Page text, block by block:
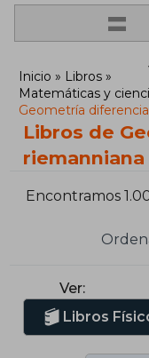
=
Inicio
Libros
Matemáticas y
Geometría
Libros de
riemanniana
Encontramos
Ver:
Libros